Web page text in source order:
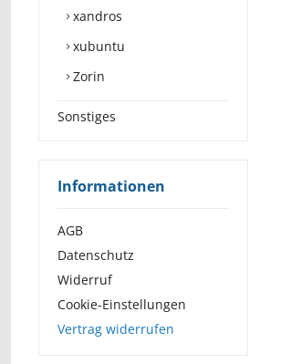
xandros
xubuntu
Zorin
Sonstiges
Informationen
AGB
Datenschutz
Widerruf
Cookie-Einstellungen
Vertrag widerrufen